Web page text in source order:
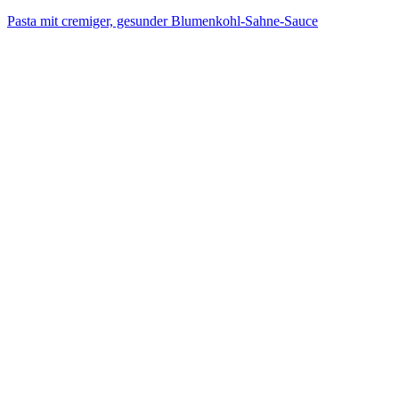
Pasta mit cremiger, gesunder Blumenkohl-Sahne-Sauce